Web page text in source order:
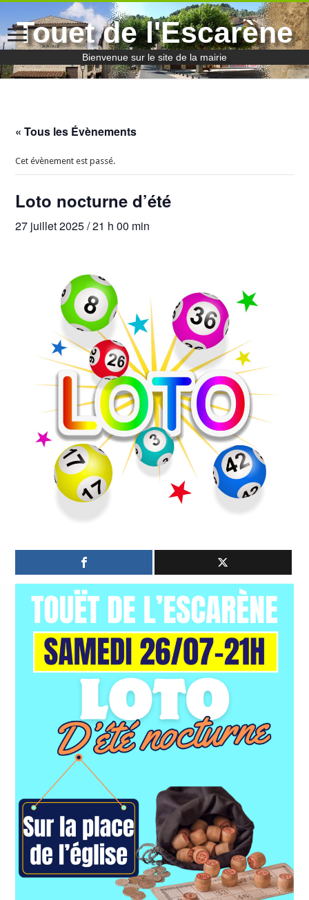
Touet de l'Escarène
Bienvenue sur le site de la mairie
« Tous les Évènements
Cet évènement est passé.
Loto nocturne d’été
27 juillet 2025 / 21 h 00 min